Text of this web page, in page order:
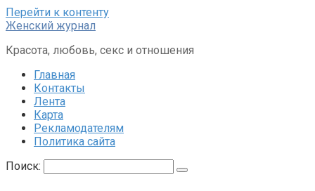
Перейти к контенту
Женский журнал
Красота, любовь, секс и отношения
Главная
Контакты
Лента
Карта
Рекламодателям
Политика сайта
Поиск: